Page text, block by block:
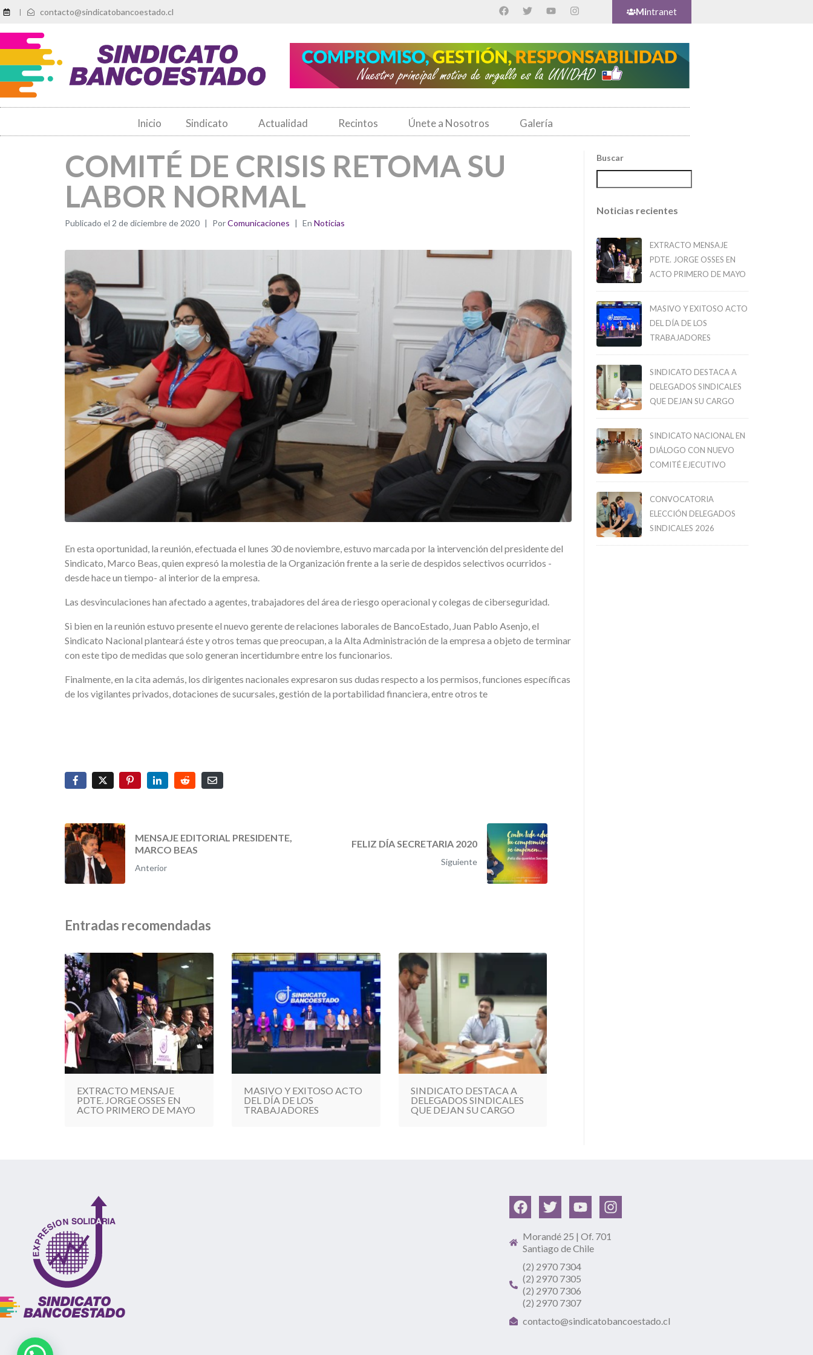
| contacto@sindicatobancoestado.cl Mintranet
Inicio Sindicato Actualidad Recintos Únete a Nosotros Galería
COMITÉ DE CRISIS RETOMA SU
LABOR NORMAL
Publicado el 2 de diciembre de 2020 PorComunicaciones En Noticias
En esta oportunidad, la reunión, efectuada el lunes 30 de noviembre, estuvo marcada por la intervención del presidente del
Sindicato, Marco Beas, quien expresó la molestia de la Organización frente a la serie de despidos selectivos ocurridos -
desde hace un tiempo- al interior de la empresa.
Las desvinculaciones han afectado a agentes, trabajadores del área de riesgo operacional y colegas de ciberseguridad.
Si bien en la reunión estuvo presente el nuevo gerente de relaciones laborales de BancoEstado, Juan Pablo Asenjo, el
Sindicato Nacional planteará éste y otros temas que preocupan, a la Alta Administración de la empresa a objeto de terminar
con este tipo de medidas que solo generan incertidumbre entre los funcionarios.
Finalmente, en la cita además, los dirigentes nacionales expresaron sus dudas respecto a los permisos, funciones específicas
de los vigilantes privados, dotaciones de sucursales, gestión de la portabilidad financiera, entre otros te
MENSAJE EDITORIAL PRESIDENTE,
MARCO BEAS
Anterior
FELIZ DÍA SECRETARIA 2020
Siguiente
Entradas recomendadas
EXTRACTO MENSAJE
PDTE. JORGE OSSES EN
ACTO PRIMERO DE MAYO
MASIVO Y EXITOSO ACTO
DEL DÍA DE LOS
TRABAJADORES
SINDICATO DESTACA A
DELEGADOS SINDICALES
QUE DEJAN SU CARGO
Buscar
Noticias recientes
EXTRACTO MENSAJE
PDTE. JORGE OSSES EN
ACTO PRIMERO DE MAYO
MASIVO Y EXITOSO ACTO
DEL DÍA DE LOS
TRABAJADORES
SINDICATO DESTACA A
DELEGADOS SINDICALES
QUE DEJAN SU CARGO
SINDICATO NACIONAL EN
DIÁLOGO CON NUEVO
COMITÉ EJECUTIVO
CONVOCATORIA
ELECCIÓN DELEGADOS
SINDICALES 2026
Morandé 25 | Of. 701
Santiago de Chile
(2) 2970 7304
(2) 2970 7305
(2) 2970 7306
(2) 2970 7307
contacto@sindicatobancoestado.cl